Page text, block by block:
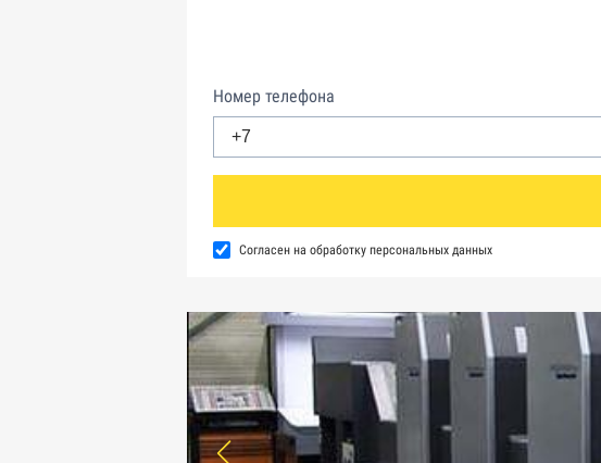
Номер телефона
Согласен на обработку персональных данных